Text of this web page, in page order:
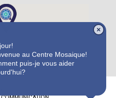
|
au Centre Mosaique!
puis-je vous aider